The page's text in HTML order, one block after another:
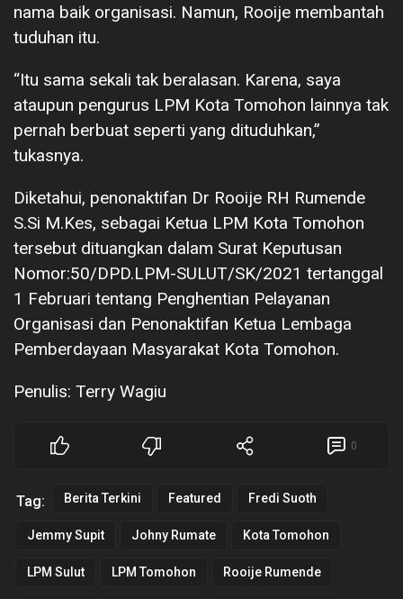
nama baik organisasi. Namun, Rooije membantah
tuduhan itu.
“Itu sama sekali tak beralasan. Karena, saya
ataupun pengurus LPM Kota Tomohon lainnya tak
pernah berbuat seperti yang dituduhkan,”
tukasnya.
Diketahui, penonaktifan Dr Rooije RH Rumende
S.Si M.Kes, sebagai Ketua LPM Kota Tomohon
tersebut dituangkan dalam Surat Keputusan
Nomor:50/DPD.LPM-SULUT/SK/2021 tertanggal
1 Februari tentang Penghentian Pelayanan
Organisasi dan Penonaktifan Ketua Lembaga
Pemberdayaan Masyarakat Kota Tomohon.
Penulis: Terry Wagiu
0
Tag: Berita Terkini Featured Fredi Suoth
Jemmy Supit Johny Rumate Kota Tomohon
LPM Sulut LPM Tomohon Rooije Rumende